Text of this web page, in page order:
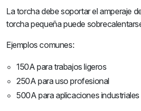
La torcha debe soportar el amperaje
torcha pequeña puede
Ejemplos comunes:
150A para trabajos ligeros
250A para uso profesional
500A para aplicaciones industriales